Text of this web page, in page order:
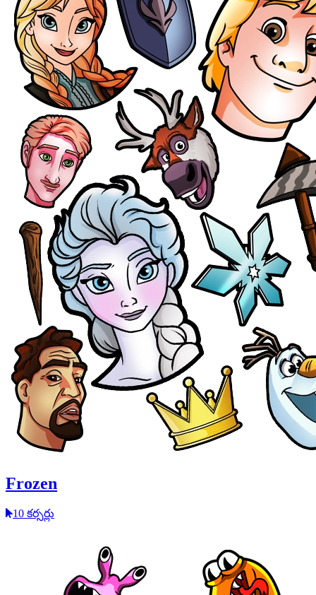
Frozen
10 కర్సర్లు